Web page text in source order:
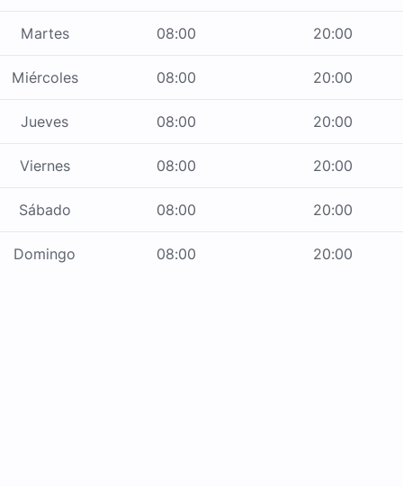
Martes 08:00 20:00
Miércoles 08:00 20:00
Jueves 08:00 20:00
Viernes 08:00 20:00
Sábado 08:00 20:00
Domingo 08:00 20:00